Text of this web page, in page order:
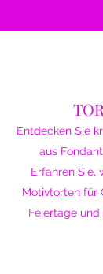
Entdecken Sie
aus
Erfahren Sie,
Motivtorten für
Feiertage